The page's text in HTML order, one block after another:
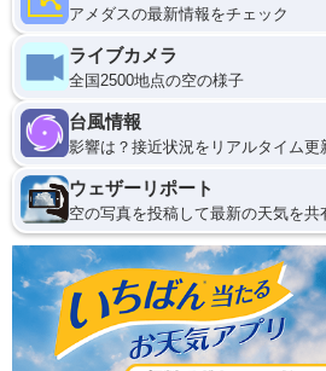
アメダスの最新情報をチェック
ライブカメラ
全国2500地点の空の様子
台風情報
影響は？接近状況をリアルタイム更
ウェザーリポート
空の写真を投稿して最新の天気を共